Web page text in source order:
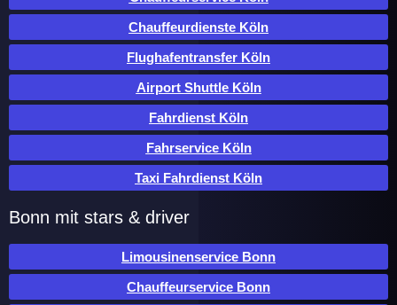
Chauffeurdienste Köln
Flughafentransfer Köln
Airport Shuttle Köln
Fahrdienst Köln
Fahrservice Köln
Taxi Fahrdienst Köln
Bonn mit stars & driver
Limousinenservice Bonn
Chauffeurservice Bonn